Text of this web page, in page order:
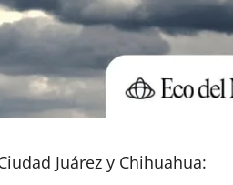
Juárez y Chihuahua: